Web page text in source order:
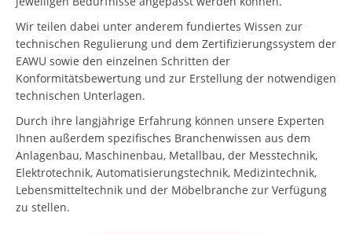
Wir teilen dabei unter anderem fundiertes Wissen zur
technischen Regulierung und dem Zertifizierungssystem der
EAWU sowie den einzelnen Schritten der
Konformitätsbewertung und zur Erstellung der notwendigen
technischen Unterlagen.
Durch ihre langjährige Erfahrung können unsere Experten
Ihnen außerdem spezifisches Branchenwissen aus dem
Anlagenbau, Maschinenbau, Metallbau, der Messtechnik,
Elektrotechnik, Automatisierungstechnik, Medizintechnik,
Lebensmitteltechnik und der Möbelbranche zur Verfügung
zu stellen.